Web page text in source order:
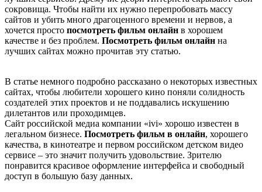
сокровища. Чтобы найти их нужно перепробовать массу
сайтов и убить много драгоценного времени и нервов, а
хочется просто посмотреть фильм онлайн в хорошем
качестве и без проблем. Посмотреть фильм онлайн на
лучших сайтах можно прочитав эту статью.
В статье немного подробно рассказано о некоторых известных
сайтах, чтобы любители хорошего кино поняли солидность
создателей этих проектов и не поддавались искушению
дилетантов или проходимцев.
Сайт российской медиа компании «ivi» хорошо известен в
легальном бизнесе. Посмотреть фильм в онлайн, хорошего
качества, в кинотеатре и первом российском детском видео
сервисе – это значит получить удовольствие. Зрителю
понравится красивое оформление интерфейса и свободный
доступ в большую базу данных.